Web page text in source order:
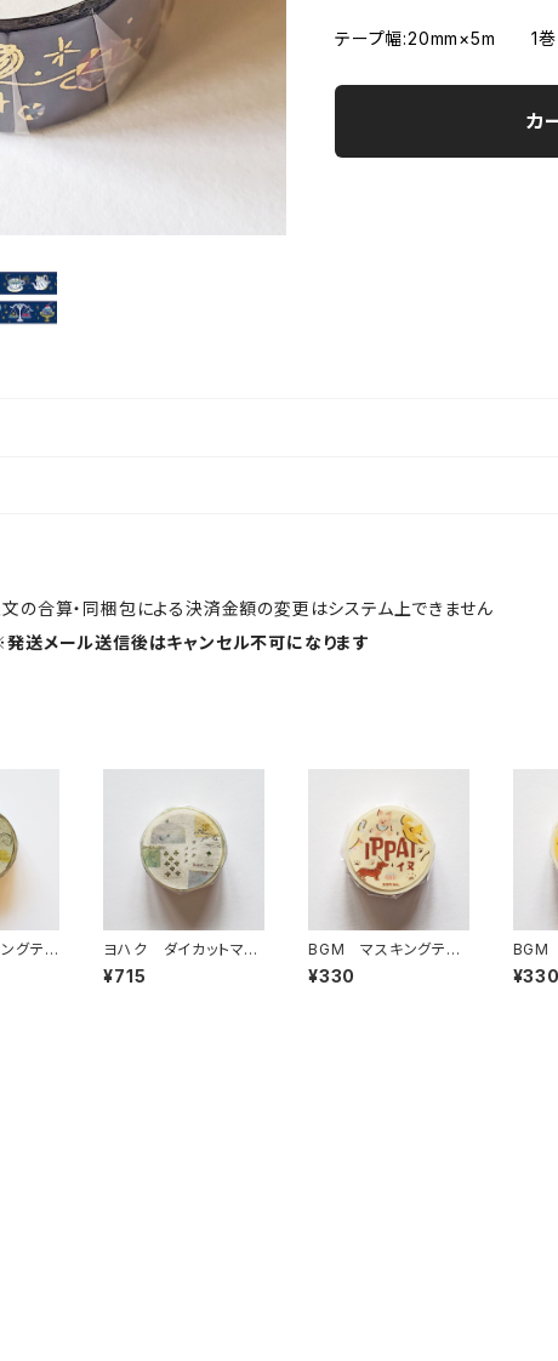
テープ幅:20mm×5m
カ
の合算・同梱包による決済金額の変更はシステム上できません
送メール送信後はキャンセル不可になります
グテ
ー Y-
ヨハク ダイカットマス
キングテープ ソナタ
YD-006
¥715
BGM マスキングテー
プ IPPAI・犬がいっぱい
¥330
BGM
プ
¥330